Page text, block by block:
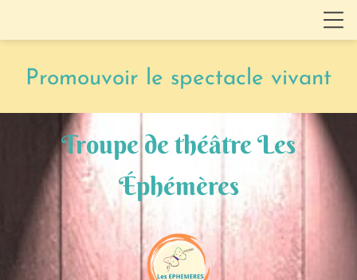
Promouvoir le spectacle vivant
Troupe de théâtre Les
Éphémères